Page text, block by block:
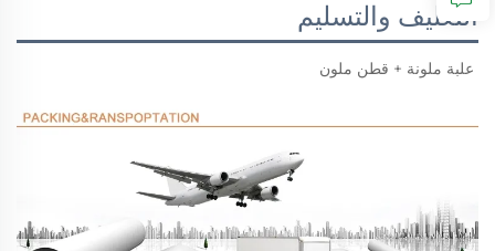
التغليف والتسليم
علبة ملونة + قطن ملون